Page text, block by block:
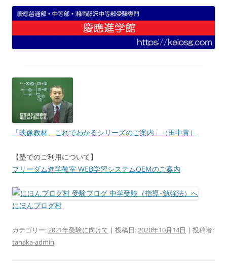
「映像教材、これでわかるシリーズのご案内」（田中貴）
【塾でのご利用について】
フリーダム進学教室 WEB学習システムOEMのご案内
にほんブログ村
カテゴリー:2021年受験に向けて | 投稿日:2020年10月14日 | 投稿者:
tanaka-admin